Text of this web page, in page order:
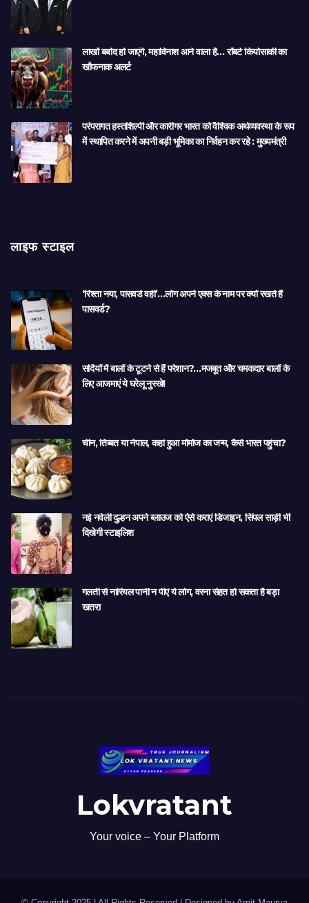
लाखों बर्बाद हो जाएंगे, महाविनाश आने वाला है… रॉबर्ट कियोसाकी का
खौफनाक अलर्ट
परंपरागत हस्तशिल्पी और कारीगर भारत को वैश्विक अर्थव्यवस्था के रूप
में स्थापित करने में अपनी बड़ी भूमिका का निर्वहन कर रहे : मुख्यमंत्री
लाइफ स्टाइल
‘रिश्ता नया, पासवर्ड वही’…लोग अपने एक्स के नाम पर क्यों रखते हैं
पासवर्ड?
सर्दियों में बालों के टूटने से हैं परेशान?…मजबूत और चमकदार बालों के
लिए आजमाएं ये घरेलू नुस्खे!
चीन, तिब्बत या नेपाल, कहां हुआ मोमोज का जन्म, कैसे भारत पहुंचा?
नई नवेली दुल्हन अपने ब्लाउज को ऐसे कराएं डिजाइन, सिंपल साड़ी भी
दिखेगी स्टाइलिश
गलती से नारियल पानी न पीएं ये लोग, वरना सेहत हो सकता है बड़ा
खतरा
Lokvratant
Your voice – Your Platform